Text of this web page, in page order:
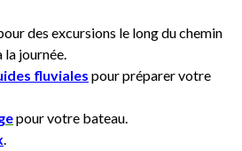
des excursions le long du chemin
la journée.
fluviales pour préparer votre
pour votre bateau.
.